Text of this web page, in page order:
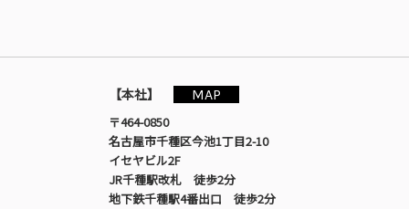
【本社】
MAP
〒464-0850
名古屋市千種区今池1丁目2-10
イセヤビル2F
JR千種駅改札 徒歩2分
地下鉄千種駅4番出口 徒歩2分